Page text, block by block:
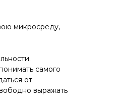
микросреду,
самого
от
выражать